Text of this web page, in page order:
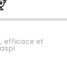
efficace et